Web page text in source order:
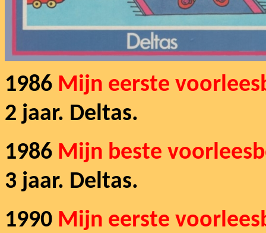
1986 Mijn eerste
2 jaar. Deltas.
1986 Mijn beste
3 jaar. Deltas.
1990 Mijn eerste